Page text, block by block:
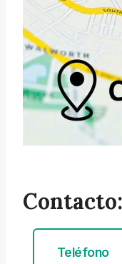
Contacto:
Teléfono